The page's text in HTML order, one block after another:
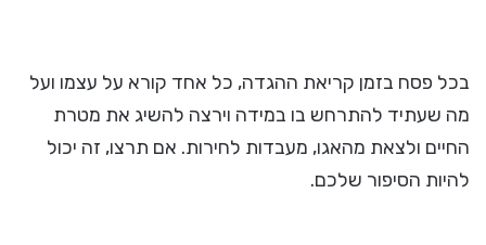
בכל פסח בזמן קריאת ההגדה, כל אחד קורא על עצמו ועל
מה שעתיד להתרחש בו במידה וירצה להשיג את מטרת
החיים ולצאת מהאגו, מעבדות לחירות. אם תרצו, זה יכול
להיות הסיפור שלכם.